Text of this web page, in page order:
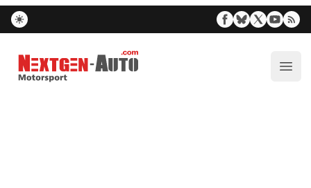
Nextgen-Auto.com